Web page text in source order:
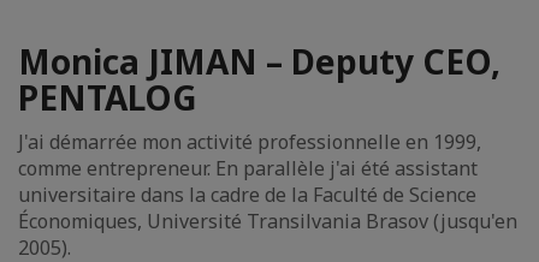
Monica JIMAN – Deputy CEO,
PENTALOG
J'ai démarrée mon activité professionnelle en 1999,
comme entrepreneur. En parallèle j'ai été assistant
universitaire dans la cadre de la Faculté de Science
Économiques, Université Transilvania Brasov (jusqu'en
2005).